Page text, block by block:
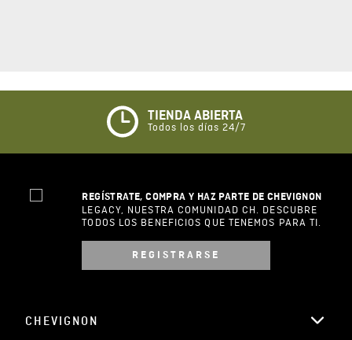
Califique el producto de 1 a 5 estrellas
★☆ ☆
Su nombre
Correo electrónico
TIENDA ABIERTA
Todos los días 24/7
REGÍSTRATE, COMPRA Y HAZ PARTE DE CHEVIGNON
LEGACY, NUESTRA COMUNIDAD CH. DESCUBRE
TODOS LOS BENEFICIOS QUE TENEMOS PARA TI.
REGISTRARSE
CHEVIGNON